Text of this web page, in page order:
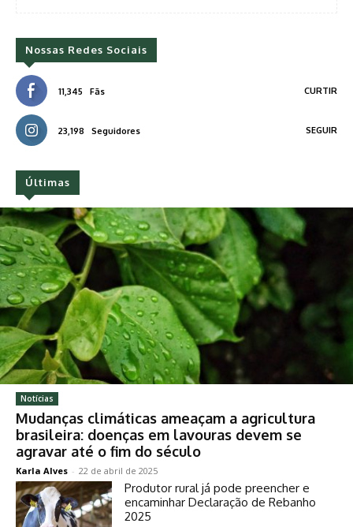
Nossas Redes Sociais
11,345 Fãs CURTIR
23,198 Seguidores SEGUIR
Últimas
Notícias
Mudanças climáticas ameaçam a agricultura
brasileira: doenças em lavouras devem se
agravar até o fim do século
Karla Alves - 22 de abril de 2025
Produtor rural já pode preencher e
encaminhar Declaração de Rebanho
2025